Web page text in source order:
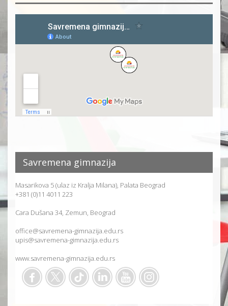
Savremena gimnazija
Masarikova 5 (ulaz iz Kralja Milana), Palata Beograd
+381 (0)11 4011 223
Cara Dušana 34, Zemun, Beograd
office@savremena-gimnazija.edu.rs
upis@savremena-gimnazija.edu.rs
www.savremena-gimnazija.edu.rs